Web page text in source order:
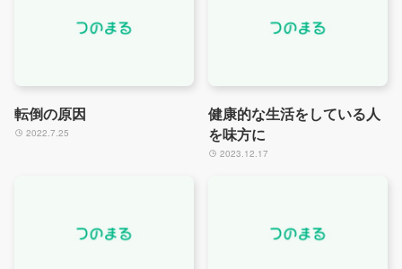
転倒の原因
2022.7.25
健康的な生活をしている人
を味方に
2023.12.17